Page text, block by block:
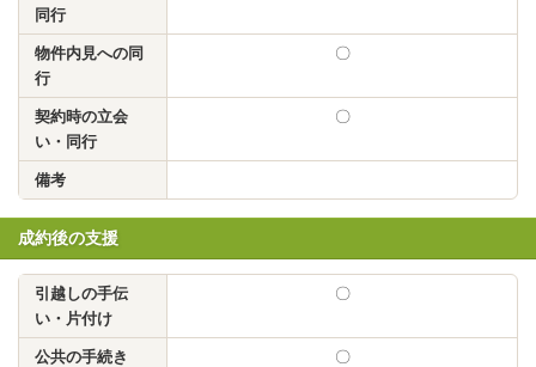
同行
物件内見への同
行
〇
契約時の立会
い・同行
〇
備考
成約後の支援
引越しの手伝
い・片付け
〇
公共の手続き
〇